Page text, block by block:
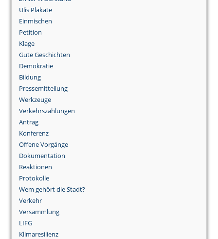
Ulis Plakate
Einmischen
Petition
Klage
Gute Geschichten
Demokratie
Bildung
Pressemitteilung
Werkzeuge
Verkehrszählungen
Antrag
Konferenz
Offene Vorgänge
Dokumentation
Reaktionen
Protokolle
Wem gehört die Stadt?
Verkehr
Versammlung
LIFG
Klimaresilienz